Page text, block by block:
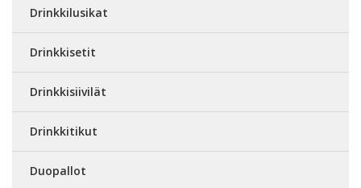
Drinkkilusikat
Drinkkisetit
Drinkkisiivilät
Drinkkitikut
Duopallot